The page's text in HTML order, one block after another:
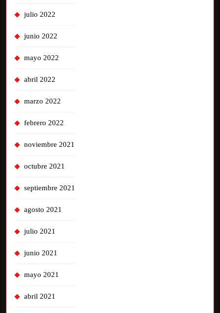
julio 2022
junio 2022
mayo 2022
abril 2022
marzo 2022
febrero 2022
noviembre 2021
octubre 2021
septiembre 2021
agosto 2021
julio 2021
junio 2021
mayo 2021
abril 2021